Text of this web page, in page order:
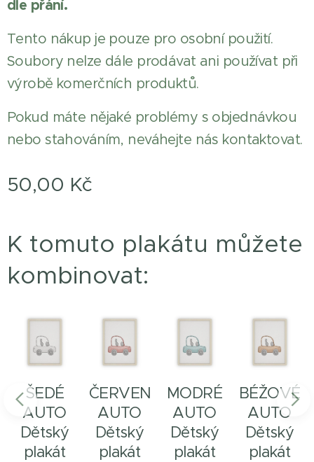
dle přání.
Tento nákup je pouze pro osobní použití.
Soubory nelze dále prodávat ani používat při
výrobě komerčních produktů.
Pokud máte nějaké problémy s objednávkou
nebo stahováním, neváhejte nás kontaktovat.
50,00 Kč
K tomuto plakátu můžete
kombinovat:
ŠEDÉ
AUTO
Dětský
plakát
ČERVENÉ
AUTO
Dětský
plakát
MODRÉ
AUTO
Dětský
plakát
BÉŽOVÉ
AUTO
Dětský
plakát